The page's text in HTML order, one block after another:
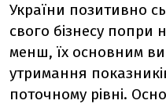
України позитивно
свого бізнесу попри
менш, їх основним
утримання
поточному рівні.